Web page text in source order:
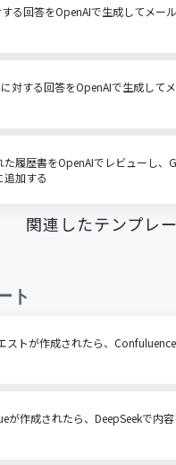
る回答をOpenAIで生成してメー
対する回答をOpenAIで生成して
た履歴書をOpenAIでレビューし、
追加する
関連したテンプレ
ト
ストが作成されたら、
が作成されたら、DeepSeekで内